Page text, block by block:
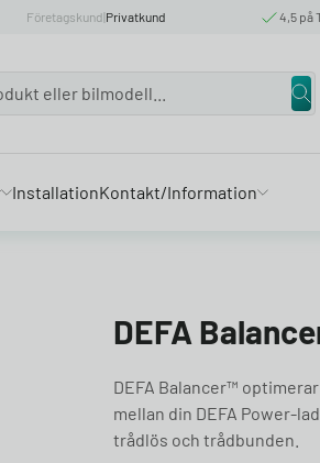
Företagskund|Privatkund 4,5 på
InstallationKontakt/Information
DEFA
DEFA Balancer™
mellan din DEFA Power-
trådlös och trådbunden.